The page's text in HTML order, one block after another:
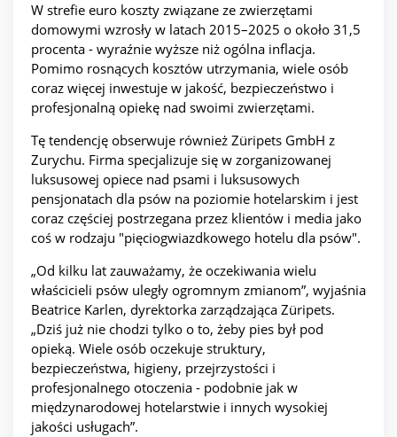
W strefie euro koszty związane ze zwierzętami
domowymi wzrosły w latach 2015–2025 o około 31,5
procenta - wyraźnie wyższe niż ogólna inflacja.
Pomimo rosnących kosztów utrzymania, wiele osób
coraz więcej inwestuje w jakość, bezpieczeństwo i
profesjonalną opiekę nad swoimi zwierzętami.
Tę tendencję obserwuje również Züripets GmbH z
Zurychu. Firma specjalizuje się w zorganizowanej
luksusowej opiece nad psami i luksusowych
pensjonatach dla psów na poziomie hotelarskim i jest
coraz częściej postrzegana przez klientów i media jako
coś w rodzaju "pięciogwiazdkowego hotelu dla psów".
„Od kilku lat zauważamy, że oczekiwania wielu
właścicieli psów uległy ogromnym zmianom”, wyjaśnia
Beatrice Karlen, dyrektorka zarządzająca Züripets.
„Dziś już nie chodzi tylko o to, żeby pies był pod
opieką. Wiele osób oczekuje struktury,
bezpieczeństwa, higieny, przejrzystości i
profesjonalnego otoczenia - podobnie jak w
międzynarodowej hotelarstwie i innych wysokiej
jakości usługach”.